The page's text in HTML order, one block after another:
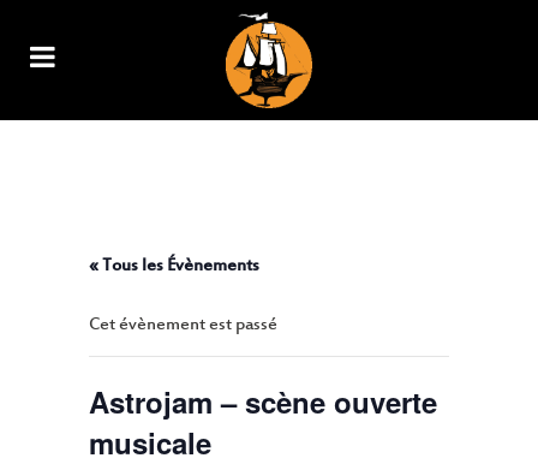
« Tous les Évènements
Cet évènement est passé
Astrojam – scène ouverte
musicale